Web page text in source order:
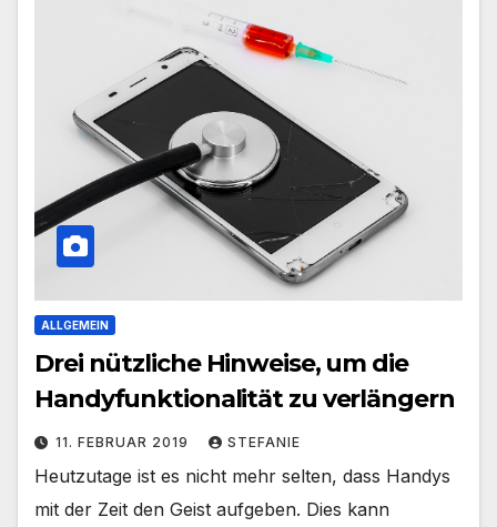
ALLGEMEIN
Drei nützliche Hinweise, um die
Handyfunktionalität zu verlängern
11. FEBRUAR 2019 STEFANIE
Heutzutage ist es nicht mehr selten, dass Handys
mit der Zeit den Geist aufgeben. Dies kann